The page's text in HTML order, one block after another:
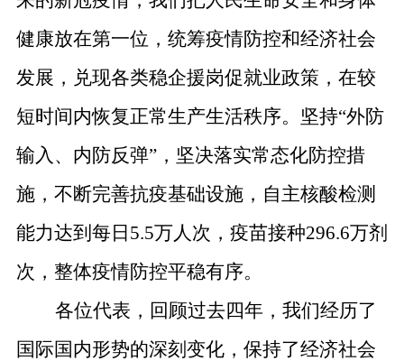
健康放在第一位，统筹疫情防控和经济社会
发展，兑现各类稳企援岗促就业政策，在较
短时间内恢复正常生产生活秩序。坚持“外防
输入、内防反弹”，坚决落实常态化防控措
施，不断完善抗疫基础设施，自主核酸检测
能力达到每日 5.5万人次，疫苗接种296.6万剂
次，整体疫情防控平稳有序。
各位代表，回顾过去四年，我们经历了
国际国内形势的深刻变化，保持了经济社会